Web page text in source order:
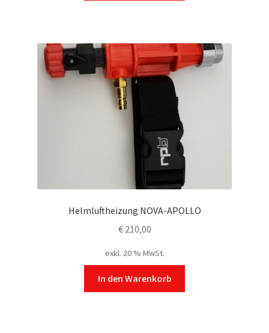
Helmluftheizung NOVA-APOLLO
€210,00
exkl. 20 % MwSt.
In den Warenkorb